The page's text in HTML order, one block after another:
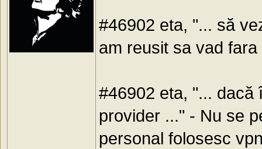
#46902 eta, "... să
am reusit sa vad
#46902 eta, "... dacă
provider ..." - Nu se
personal folosesc